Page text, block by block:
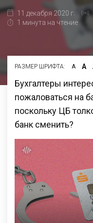
11 декабря 2020 г.
1 минута на чтение
РАЗМЕР ШРИФТА: А А
Бухгалтеры
пожаловаться на
поскольку ЦБ
банк сменить?